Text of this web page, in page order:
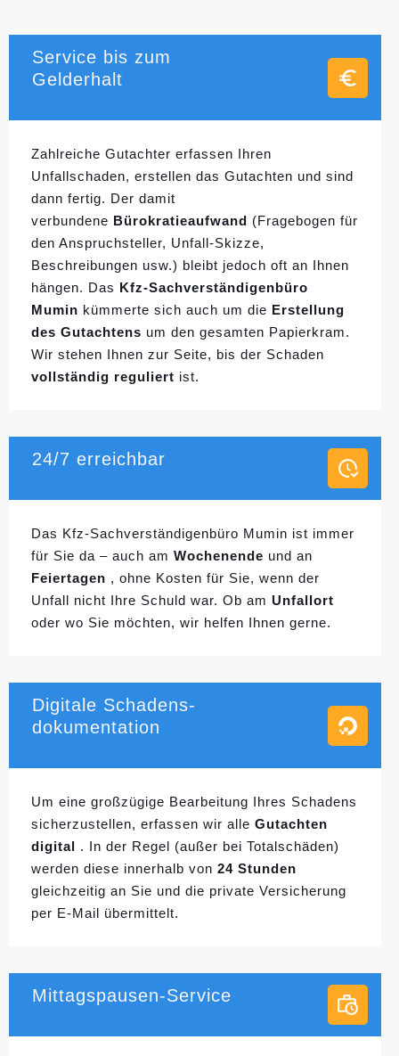
Service bis zum
Gelderhalt
Zahlreiche Gutachter erfassen Ihren
Unfallschaden, erstellen das Gutachten und sind
dann fertig. Der damit
verbundene Bürokratieaufwand (Fragebogen für
den Anspruchsteller, Unfall-Skizze,
Beschreibungen usw.) bleibt jedoch oft an Ihnen
hängen. Das Kfz-Sachverständigenbüro
Mumin kümmerte sich auch um die Erstellung
des Gutachtens um den gesamten Papierkram.
Wir stehen Ihnen zur Seite, bis der Schaden
vollständig reguliert ist.
24/7 erreichbar
Das Kfz-Sachverständigenbüro Mumin ist immer
für Sie da – auch am Wochenende und an
Feiertagen , ohne Kosten für Sie, wenn der
Unfall nicht Ihre Schuld war. Ob am Unfallort
oder wo Sie möchten, wir helfen Ihnen gerne.
Digitale Schadens-
dokumentation
Um eine großzügige Bearbeitung Ihres Schadens
sicherzustellen, erfassen wir alle Gutachten
digital . In der Regel (außer bei Totalschäden)
werden diese innerhalb von 24 Stunden
gleichzeitig an Sie und die private Versicherung
per E-Mail übermittelt.
Mittagspausen-Service